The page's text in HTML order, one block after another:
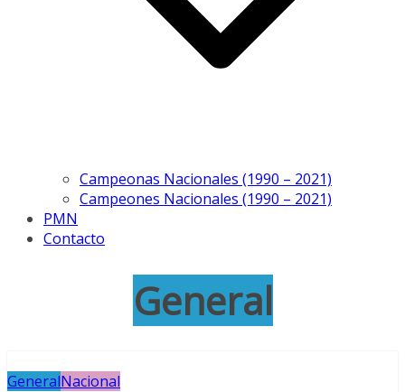
Campeonas Nacionales (1990 – 2021)
Campeones Nacionales (1990 – 2021)
PMN
Contacto
General
GeneralNacional